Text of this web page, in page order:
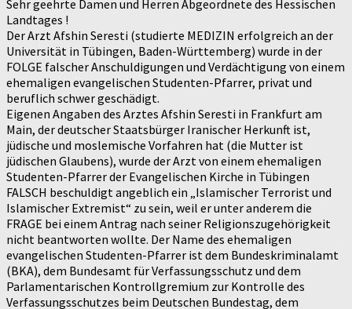
Sehr geehrte Damen und Herren Abgeordnete des Hessischen
Landtages !
Der Arzt Afshin Seresti (studierte MEDIZIN erfolgreich an der
Universität in Tübingen, Baden-Württemberg) wurde in der
FOLGE falscher Anschuldigungen und Verdächtigung von einem
ehemaligen evangelischen Studenten-Pfarrer, privat und
beruflich schwer geschädigt.
Eigenen Angaben des Arztes Afshin Seresti in Frankfurt am
Main, der deutscher Staatsbürger Iranischer Herkunft ist,
jüdische und moslemische Vorfahren hat (die Mutter ist
jüdischen Glaubens), wurde der Arzt von einem ehemaligen
Studenten-Pfarrer der Evangelischen Kirche in Tübingen
FALSCH beschuldigt angeblich ein „Islamischer Terrorist und
Islamischer Extremist“ zu sein, weil er unter anderem die
FRAGE bei einem Antrag nach seiner Religionszugehörigkeit
nicht beantworten wollte. Der Name des ehemaligen
evangelischen Studenten-Pfarrer ist dem Bundeskriminalamt
(BKA), dem Bundesamt für Verfassungsschutz und dem
Parlamentarischen Kontrollgremium zur Kontrolle des
Verfassungsschutzes beim Deutschen Bundestag, dem